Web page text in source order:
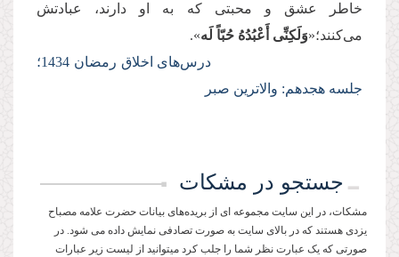
خاطر عشق و محبتی كه به او دارند، عبادتش
می‌کنند؛«وَلَكِنِّی أَعْبُدُهُ‏ حُبّاً لَه‏».
درس‌های اخلاق رمضان 1434؛
جلسه هجدهم: والاترین صبر
جستجو در مشکات
مشکات، در این سایت مجموعه ای از بریده‌های بیانات حضرت علامه مصباح
یزدی هستند که در بالای سایت به صورت تصادفی نمایش داده می شود. در
صورتی که یک عبارت نظر شما را جلب کرد میتوانید از لیست زیر عبارات